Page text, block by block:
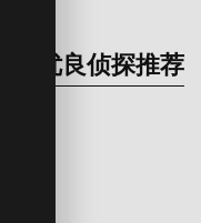
优良侦探推荐